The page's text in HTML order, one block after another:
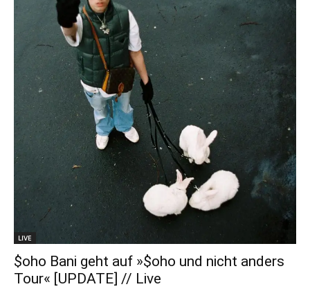
LIVE
$oho Bani geht auf »$oho und nicht anders
Tour« [UPDATE] // Live